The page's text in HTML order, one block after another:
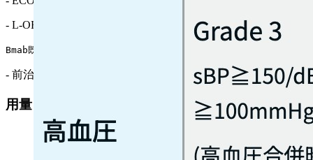
- L-OHPを含む化学療法歴 (1レジメンのみ)
Bmab既治療は適格､ IRI既治療は不適格
- 前治療の有害事象がGrade≦1まで回復
用量レベル